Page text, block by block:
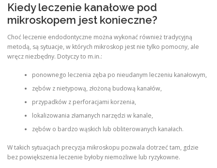
Kiedy leczenie kanałowe pod
mikroskopem jest konieczne?
Choć leczenie endodontyczne można wykonać również tradycyjną
metodą, są sytuacje, w których mikroskop jest nie tylko pomocny, ale
wręcz niezbędny. Dotyczy to m.in.:
ponownego leczenia zęba po nieudanym leczeniu kanałowym,
zębów z nietypową, złożoną budową kanałów,
przypadków z perforacjami korzenia,
lokalizowania złamanych narzędzi w kanale,
zębów o bardzo wąskich lub obliterowanych kanałach.
W takich sytuacjach precyzja mikroskopu pozwala dotrzeć tam, gdzie
bez powiększenia leczenie byłoby niemożliwe lub ryzykowne.